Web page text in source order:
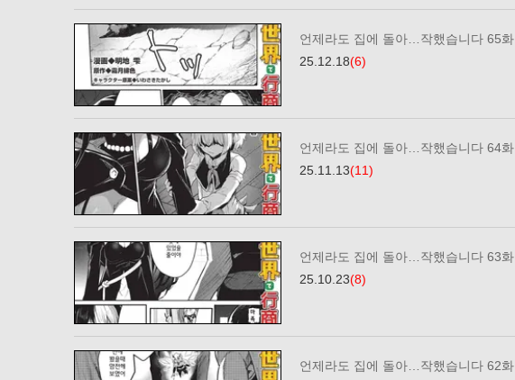
언제라도 집에 돌아…작했습니다 65화
25.12.18(6)
언제라도 집에 돌아…작했습니다 64화
25.11.13(11)
언제라도 집에 돌아…작했습니다 63화
25.10.23(8)
언제라도 집에 돌아…작했습니다 62화